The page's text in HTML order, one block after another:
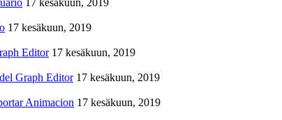
17 kesäkuun, 2019
Editor 17 kesäkuun, 2019
Graph Editor 17 kesäkuun, 2019
Animacion 17 kesäkuun, 2019